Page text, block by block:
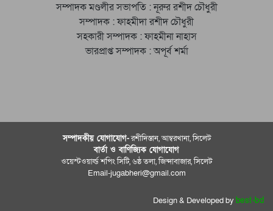
সম্পাদক মণ্ডলীর সভাপতি : নূরুর রশীদ চৌধুরী
সম্পাদক : ফাহমীদা রশীদ চৌধুরী
সহকারী সম্পাদক : ফাহমীনা নাহাস
ভারপ্রাপ্ত সম্পাদক : অপূর্ব শর্মা
সম্পাদকীয় যােগাযোগ-রশীদিস্তান, আম্বরখানা, সিলেট
বার্তা ও বাণিজ্যিক যোগাযােগ
ওয়েস্টওয়ার্ল্ড শপিং সিটি, ৬ষ্ঠ তলা, জিন্দাবাজার, সিলেট
Email-jugabheri@gmail.com
Design & Developed by best-bd